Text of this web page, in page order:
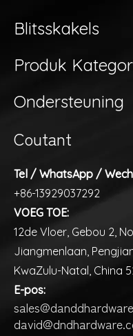
Blitsskakels
Produk
Ondersteuning
Coutant
Tel / WhatsApp /
+86-13929037292
VOEG TOE:
12de Vloer, Gebou 2,
Jiangmenlaan,
KwaZulu-Natal, China
E-pos: